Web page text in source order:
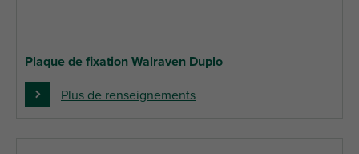
Plaque de fixation Walraven Duplo
Plus de renseignements